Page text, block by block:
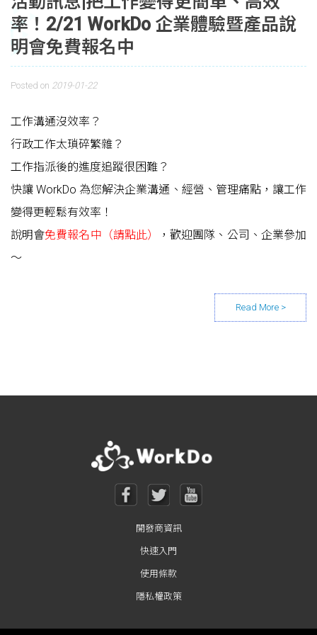
率！2/21 WorkDo 企業體驗暨產品說
明會免費報名中
Posted on 2019-01-22
工作溝通沒效率？
行政工作太瑣碎繁雜？
工作指派後的進度追蹤很困難？
快讓 WorkDo 為您解決企業溝通、經營、管理痛點，讓工作
變得更輕鬆有效率！
說明會免費報名中（請點此）
，歡迎團隊、公司、企業參加
～
Posts navigation
開發商資訊
快速入門
使用條款
隱私權政策